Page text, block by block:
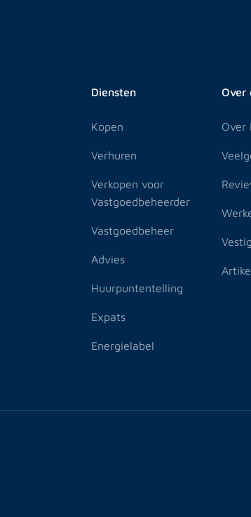
Diensten
Kopen
Verhuren
Verkopen voor
Vastgoedbeheerder
Vastgoedbeheer
Advies
Huurpuntentelling
Expats
Energielabel
Over
Over